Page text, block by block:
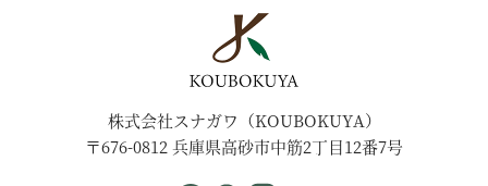
株式会社スナガワ（KOUBOKUYA）
〒676-0812 兵庫県高砂市中筋2丁目12番7号